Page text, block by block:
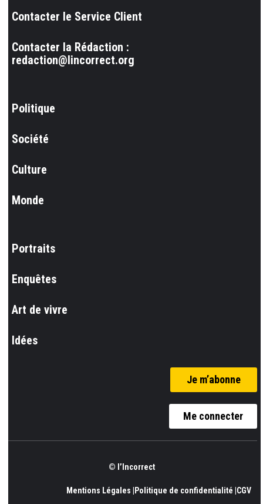
Contacter le Service Client
Contacter la Rédaction :
redaction@lincorrect.org
Politique
Société
Culture
Monde
Portraits
Enquêtes
Art de vivre
Idées
Je m’abonne
Me connecter
© l’Incorrect
Mentions Légales | Politique de confidentialité | CGV